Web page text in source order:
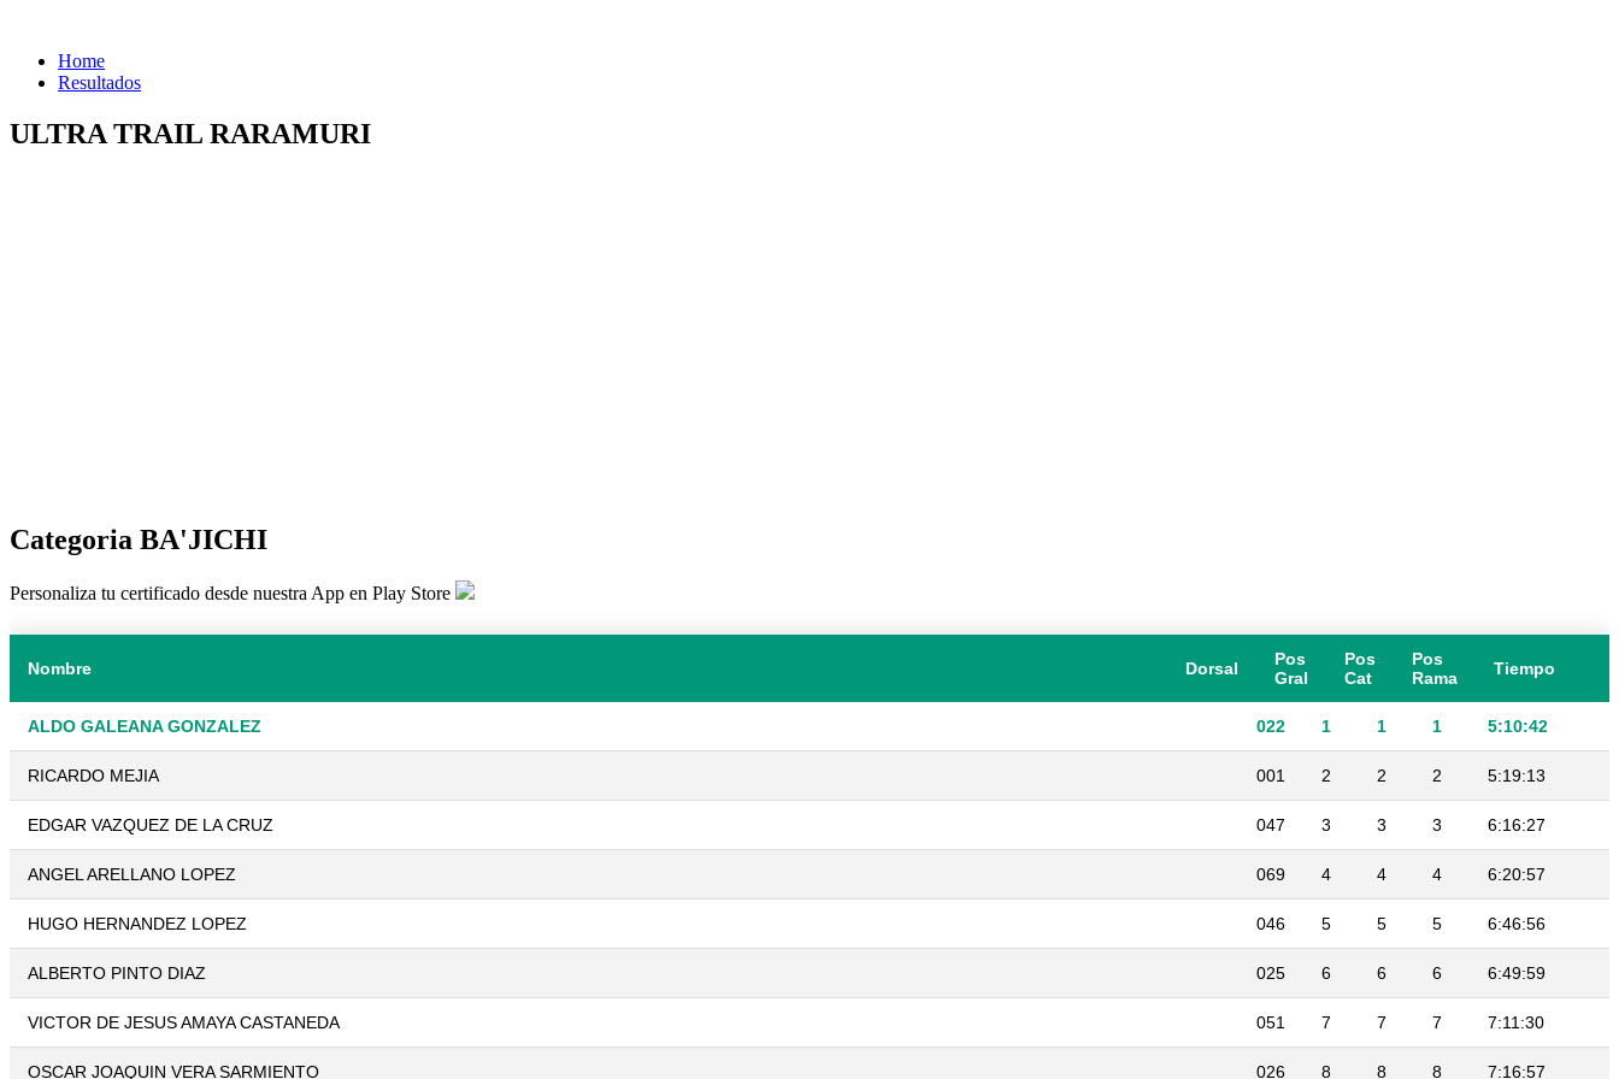
Home
Resultados
ULTRA TRAIL RARAMURI
Categoria BA'JICHI
Personaliza tu certificado desde nuestra App en Play Store
Nombre Dorsal
Pos
Gral
Pos
Cat
Pos
Rama
Tiempo
ALDO GALEANA GONZALEZ 022 1 1 1 5:10:42
RICARDO MEJIA 001 2 2 2 5:19:13
EDGAR VAZQUEZ DE LA CRUZ 047 3 3 3 6:16:27
ANGEL ARELLANO LOPEZ 069 4 4 4 6:20:57
HUGO HERNANDEZ LOPEZ 046 5 5 5 6:46:56
ALBERTO PINTO DIAZ 025 6 6 6 6:49:59
VICTOR DE JESUS AMAYA CASTANEDA 051 7 7 7 7:11:30
OSCAR JOAQUIN VERA SARMIENTO 026 8 8 8 7:16:57